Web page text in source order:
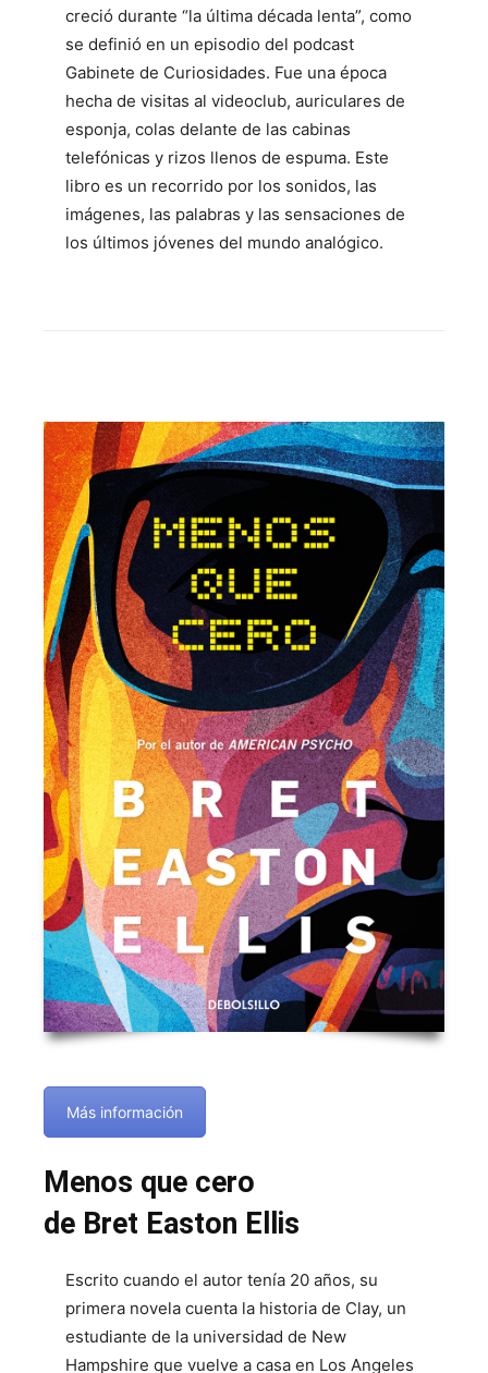
creció durante “la última década lenta”, como
se definió en un episodio del podcast
Gabinete de Curiosidades. Fue una época
hecha de visitas al videoclub, auriculares de
esponja, colas delante de las cabinas
telefónicas y rizos llenos de espuma. Este
libro es un recorrido por los sonidos, las
imágenes, las palabras y las sensaciones de
los últimos jóvenes del mundo analógico.
Más información
Menos que cero
de Bret Easton Ellis
Escrito cuando el autor tenía 20 años, su
primera novela cuenta la historia de Clay, un
estudiante de la universidad de New
Hampshire que vuelve a casa en Los Angeles